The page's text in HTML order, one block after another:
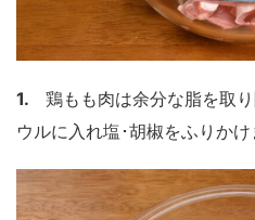
1. 鶏もも肉は余分な脂を取
ウルに入れ塩･胡椒をふりかけ